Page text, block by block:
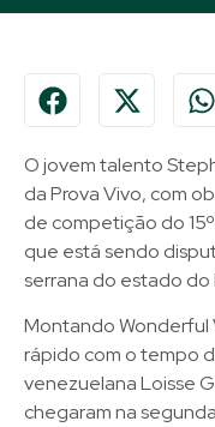
O jovem talento
da Prova Vivo, com
de competição do
que está sendo
serrana do estado do
Montando Wonderful
rápido com o tempo
venezuelana Loisse
chegaram na